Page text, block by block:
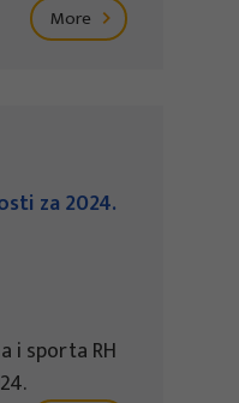
More
za 2024.
i sporta RH